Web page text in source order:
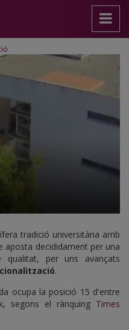
tradició universitària amb
aposta decididament per una
per uns avançats
.
ocupa la posició 15 d'entre
segons el rànquing Times